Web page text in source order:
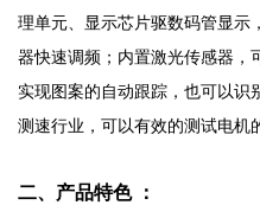
理单元、显示芯片驱数码管显示
器快速调频；内置激光传感器，
实现图案的自动跟踪，也可以识
测速行业，可以有效的测试电机
二、产品特色 ：